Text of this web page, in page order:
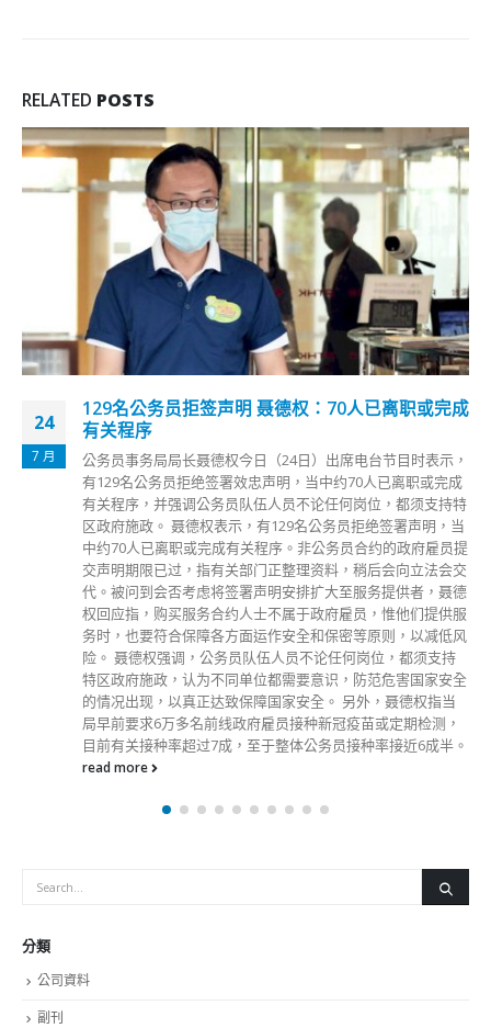
RELATED POSTS
24
7 月
129名公务员拒签声明 聂德权：70人已离职或完成
有关程序
公务员事务局局长聂德权今日（24日）出席电台节目时表示，
有129名公务员拒绝签署效忠声明，当中约70人已离职或完成
有关程序，并强调公务员队伍人员不论任何岗位，都须支持特
区政府施政。 聂德权表示，有129名公务员拒绝签署声明，当
中约70人已离职或完成有关程序。非公务员合约的政府雇员提
交声明期限已过，指有关部门正整理资料，稍后会向立法会交
代。被问到会否考虑将签署声明安排扩大至服务提供者，聂德
权回应指，购买服务合约人士不属于政府雇员，惟他们提供服
务时，也要符合保障各方面运作安全和保密等原则，以减低风
险。 聂德权强调，公务员队伍人员不论任何岗位，都须支持
特区政府施政，认为不同单位都需要意识，防范危害国家安全
的情况出现，以真正达致保障国家安全。 另外，聂德权指当
局早前要求6万多名前线政府雇员接种新冠疫苗或定期检测，
目前有关接种率超过7成，至于整体公务员接种率接近6成半。
read more
分類
公司資料
副刊